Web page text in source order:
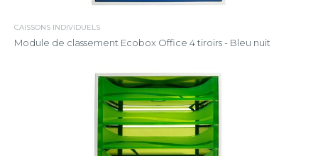
CAISSONS INDIVIDUELS
Module de classement Ecobox Office 4 tiroirs - Bleu nuit